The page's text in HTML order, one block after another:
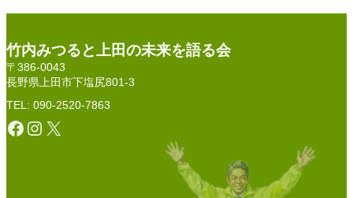
竹内みつると上田の未来を語る会
〒386-0043
長野県上田市下塩尻801-3
TEL: 090-2520-7863
Facebook Instagram X